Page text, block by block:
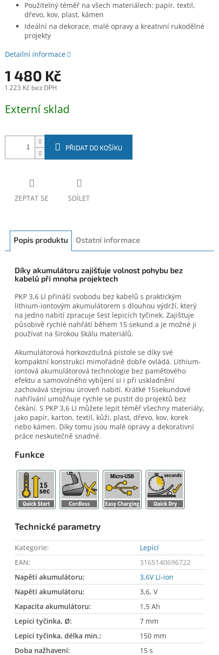
Použitelný téměř na všech materiálech: papír, textil,
dřevo, kov, plast, kámen
Ideální na dekorace, malé opravy a kreativní rukodělné
projekty
Detailní informace
1 480 Kč
1 223 Kč bez DPH
cena:
Externí sklad
PŘIDAT DO KOŠÍKU
ZEPTAT SE SDÍLET
Popis produktu Ostatní informace
Díky akumulátoru zajišťuje volnost pohybu bez
kabelů při mnoha projektech
PKP 3,6 LI přináší svobodu bez kabelů s praktickým
lithium-iontovým akumulátorem s dlouhou výdrží, který
na jedno nabití zpracuje šest lepicích tyčinek. Zajišťuje
působivě rychlé nahřátí během 15 sekund a je možné ji
používat na širokou škálu materiálů.
Akumulátorová horkovzdušná pistole se díky své
kompaktní konstrukci mimořádně dobře ovládá. Lithium-
iontová akumulátorová technologie bez paměťového
efektu a samovolného vybíjení si i při uskladnění
zachovává stejnou úroveň nabití. Krátké 15sekundové
nahřívání umožňuje rychle se pustit do projektů bez
čekání. S PKP 3,6 LI můžete lepit téměř všechny materiály,
jako papír, karton, textil, kůži, plast, dřevo, kov, korek
nebo kámen. Díky tomu jsou malé opravy a dekorativní
práce neskutečně snadné.
Funkce
Technické parametry
Kategorie:
Lepící
EAN:
3165140696722
Napětí akumulátoru:
3,6V Li-ion
Napětí akumulátoru:
3,6, V
Kapacita akumulátoru:
1,5 Ah
Lepicí tyčinka, Ø:
7 mm
Lepicí tyčinka, délka min.:
150 mm
Doba nažhavení: 15 s